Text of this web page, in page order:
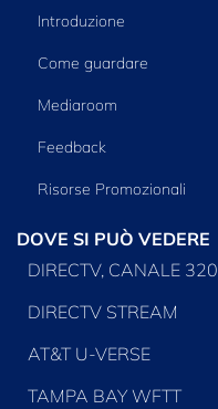
Introduzione
Come guardare
Mediaroom
Feedback
Risorse Promozionali
DOVE SI PUÒ VEDERE
DIRECTV, CANALE 320
DIRECTV STREAM
AT&T U-VERSE
TAMPA BAY WFTT